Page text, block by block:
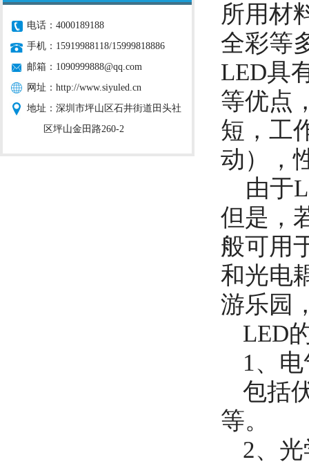
电话：4000189188
手机：15919988118/15999818886
邮箱： 1090999888@qq.com
网址： http://www.siyuled.cn
地址：深圳市坪山区石井街道田头社
区坪山金田路260-2
所用材
全彩等
LED具
等优点
短，工
动），
由于
但是，
般可用
和光电
游乐园
LED
1、
包括
等。
2、